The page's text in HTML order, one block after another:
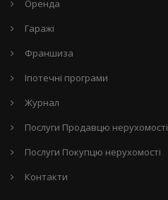
Оренда
Гаражі
Франшиза
Іпотечні програми
Журнал
Послуги Продавцю нерухомості
Послуги Покупцю нерухомості
Контакти